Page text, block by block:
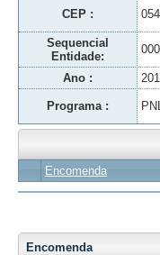
CEP :
Sequencial
Entidade:
Ano :
Programa :
Encomenda
Encomenda